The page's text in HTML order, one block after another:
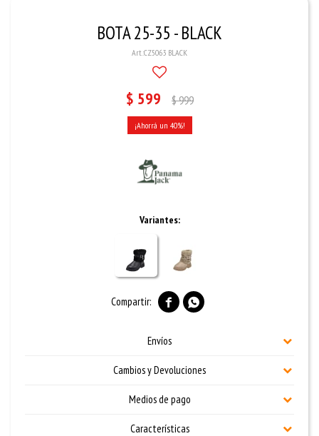
BOTA 25-35 - BLACK
CZ5063 BLACK
$ 599 $999
40
Variantes:
 
Envíos
Cambios y Devoluciones
Medios de pago
Características